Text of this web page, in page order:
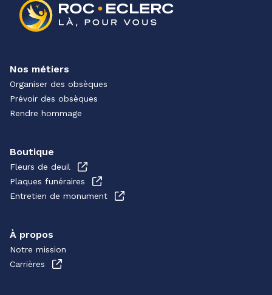
Nos métiers
Organiser des obsèques
Prévoir des obsèques
Rendre hommage
Boutique
Fleurs de deuil
Plaques funéraires
Entretien de monument
À propos
Notre mission
Carrières